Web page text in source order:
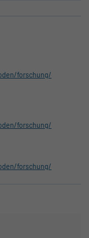
forschung/
forschung/
forschung/